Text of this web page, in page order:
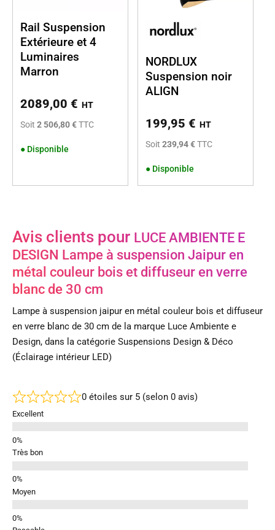
Rail Suspension
Extérieure et 4
Luminaires
Marron
2089,00 € HT
Soit 2 506,80 €TTC
● Disponible
NORDLUX
Suspension noir
ALIGN
199,95 € HT
Soit 239,94 €TTC
● Disponible
Avis clients pour LUCE AMBIENTE E
DESIGN Lampe à suspension Jaipur en
métal couleur bois et diffuseur en verre
blanc de 30 cm
Lampe à suspension jaipur en métal couleur bois et diffuseur
en verre blanc de 30 cm de la marque Luce Ambiente e
Design, dans la catégorie Suspensions Design & Déco
(Éclairage intérieur LED)
0 étoiles sur 5 (selon 0 avis)
Excellent
Très bon
Moyen